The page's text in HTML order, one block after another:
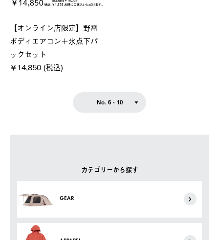
カテゴリーから探す
GEAR
【オンライン店限定】野電
ボディエアコン＋氷点下パ
ックセット
￥14,850 (税込)
No. 6 - 10